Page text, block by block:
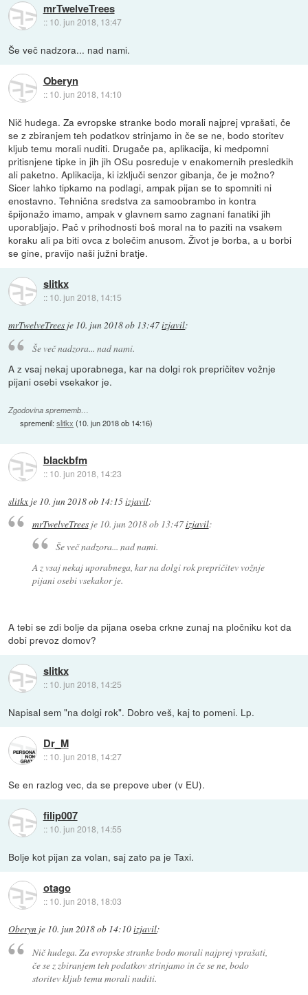
mrTwelveTrees
:: 10. jun 2018, 13:47
Še več nadzora... nad nami.
Oberyn
:: 10. jun 2018, 14:10
Nič hudega. Za evropske stranke bodo morali najprej vprašati, če
se z zbiranjem teh podatkov strinjamo in če se ne, bodo storitev
kljub temu morali nuditi. Drugače pa, aplikacija, ki medpomni
pritisnjene tipke in jih jih OSu posreduje v enakomernih presledkih
ali paketno. Aplikacija, ki izključi senzor gibanja, če je možno?
Sicer lahko tipkamo na podlagi, ampak pijan se to spomniti ni
enostavno. Tehnična sredstva za samoobrambo in kontra
špijonažo imamo, ampak v glavnem samo zagnani fanatiki jih
uporabljajo. Pač v prihodnosti boš moral na to paziti na vsakem
koraku ali pa biti ovca z bolečim anusom. Život je borba, a u borbi
se gine, pravijo naši južni bratje.
slitkx
:: 10. jun 2018, 14:15
mrTwelveTrees je 10. jun 2018 ob 13:47izjavil:
Še več nadzora... nad nami.
A z vsaj nekaj uporabnega, kar na dolgi rok prepričitev vožnje
pijani osebi vsekakor je.
Zgodovina sprememb…
spremenil:slitkx (10. jun 2018 ob 14:16)
blackbfm
:: 10. jun 2018, 14:23
slitkx je 10. jun 2018 ob 14:15izjavil:
mrTwelveTreesje 10. jun 2018 ob 13:47izjavil:
Še več nadzora... nad nami.
A z vsaj nekaj uporabnega, kar na dolgi rok prepričitev vožnje
pijani osebi vsekakor je.
A tebi se zdi bolje da pijana oseba crkne zunaj na pločniku kot da
dobi prevoz domov?
slitkx
:: 10. jun 2018, 14:25
Napisal sem "na dolgi rok". Dobro veš, kaj to pomeni. Lp.
Dr_M
:: 10. jun 2018, 14:27
Se en razlog vec, da se prepove uber (v EU).
filip007
:: 10. jun 2018, 14:55
Bolje kot pijan za volan, saj zato pa je Taxi.
otago
:: 10. jun 2018, 18:03
Oberyn je 10. jun 2018 ob 14:10izjavil:
Nič hudega. Za evropske stranke bodo morali najprej vprašati,
če se z zbiranjem teh podatkov strinjamo in če se ne, bodo
storitev kljub temu morali nuditi.